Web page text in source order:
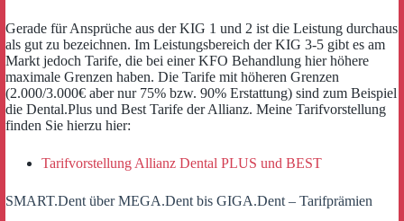
Gerade für Ansprüche aus der KIG 1 und 2 ist die Leistung durchaus
als gut zu bezeichnen. Im Leistungsbereich der KIG 3-5 gibt es am
Markt jedoch Tarife, die bei einer KFO Behandlung hier höhere
maximale Grenzen haben. Die Tarife mit höheren Grenzen
(2.000/3.000€ aber nur 75% bzw. 90% Erstattung) sind zum Beispiel
die Dental.Plus und Best Tarife der Allianz. Meine Tarifvorstellung
finden Sie hierzu hier:
Tarifvorstellung Allianz Dental PLUS und BEST
SMART.Dent über MEGA.Dent bis GIGA.Dent – Tarifprämien